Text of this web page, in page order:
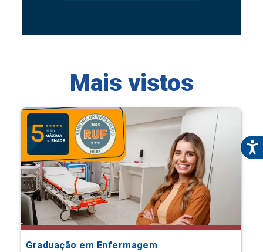
Mais vistos
Graduação em Enfermagem